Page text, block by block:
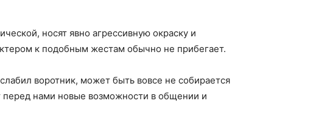
носят явно агрессивную окраску и
к подобным жестам обычно не прибегает.
воротник, может быть вовсе не собирается
нами новые возможности в общении и